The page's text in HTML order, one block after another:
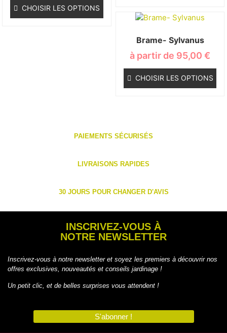
CHOISIR LES OPTIONS
Brame- Sylvanus
à partir de 95,00€
CHOISIR LES OPTIONS
PAIEMENTS SÉCURISÉS
LIVRAISONS RAPIDES
30 JOURS POUR CHANGER D'AVIS
INSCRIVEZ-VOUS À
NOTRE NEWSLETTER
Inscrivez-vous à notre newsletter et soyez les premiers à découvrir nos
offres exclusives, nouveautés et conseils jardinage !
Un petit clic, et de belles surprises vous attendent !
S'abonner !